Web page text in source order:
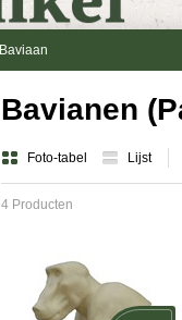
Baviaan
Bavianen
Foto-tabel Lijst
4 Producten